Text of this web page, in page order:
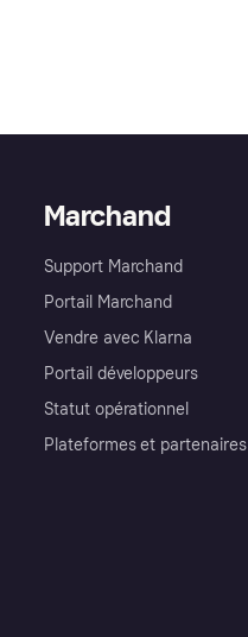
Marchand
Support Marchand
Portail Marchand
Vendre avec Klarna
Portail développeurs
Statut opérationnel
Plateformes et partenaires